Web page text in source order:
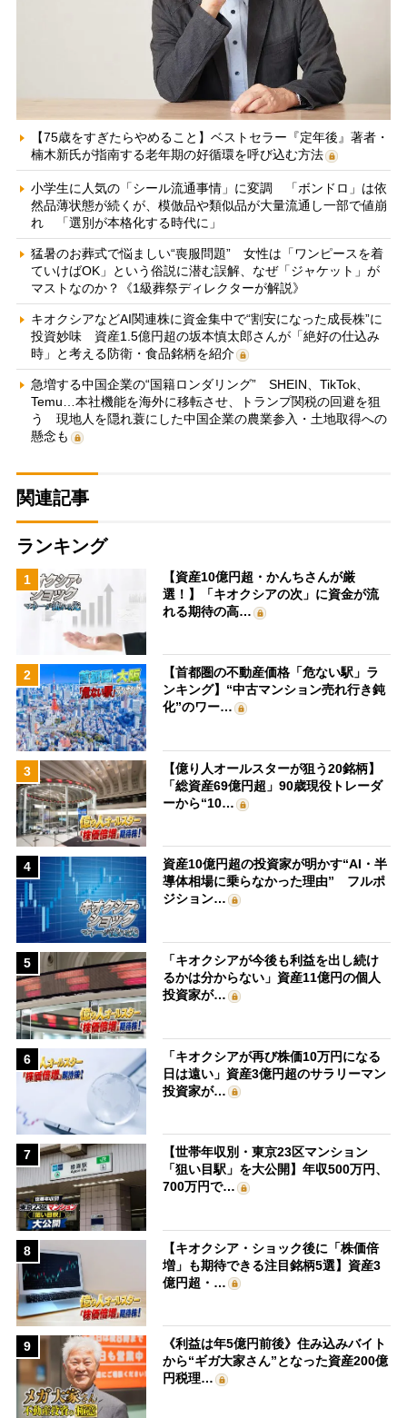
【75歳をすぎたらやめること】ベストセラー『定年後』著者・
楠木新氏が指南する老年期の好循環を呼び込む方法
小学生に人気の「シール流通事情」に変調 「ボンドロ」は依
然品薄状態が続くが、模倣品や類似品が大量流通し一部で値崩
れ 「選別が本格化する時代に」
猛暑のお葬式で悩ましい“喪服問題” 女性は「ワンピースを着
ていけばOK」という俗説に潜む誤解、なぜ「ジャケット」が
マストなのか？《1級葬祭ディレクターが解説》
キオクシアなどAI関連株に資金集中で“割安になった成長株”に
投資妙味 資産1.5億円超の坂本慎太郎さんが「絶好の仕込み
時」と考える防衛・食品銘柄を紹介
急増する中国企業の“国籍ロンダリング” SHEIN、TikTok、
Temu…本社機能を海外に移転させ、トランプ関税の回避を狙
う 現地人を隠れ蓑にした中国企業の農業参入・土地取得への
懸念も
関連記事
ランキング
1
【資産10億円超・かんちさんが厳
選！】「キオクシアの次」に資金が流
れる期待の高…
2
【首都圏の不動産価格「危ない駅」ラ
ンキング】“中古マンション売れ行き鈍
化”のワー…
3
【億り人オールスターが狙う20銘柄】
「総資産69億円超」90歳現役トレーダ
ーから“10…
4
資産10億円超の投資家が明かす“AI・半
導体相場に乗らなかった理由” フルポ
ジション…
5
「キオクシアが今後も利益を出し続け
るかは分からない」資産11億円の個人
投資家が…
6
「キオクシアが再び株価10万円になる
日は遠い」資産3億円超のサラリーマン
投資家が…
7
【世帯年収別・東京23区マンション
「狙い目駅」を大公開】年収500万円、
700万円で…
8
【キオクシア・ショック後に「株価倍
増」も期待できる注目銘柄5選】資産3
億円超・…
9
《利益は年5億円前後》住み込みバイト
から“ギガ大家さん”となった資産200億
円税理…